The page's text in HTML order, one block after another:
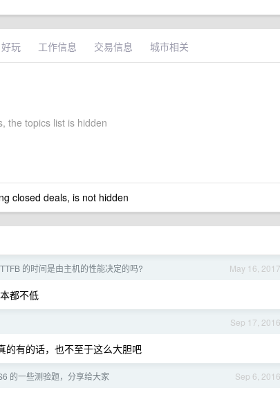
好玩 工作信息 交易信息 城市相关
the topics list is hidden
closed deals, is not hidden
May 16, 2017
的时间是由主机的性能决定的吗?
都不低
Sep 17, 2016
的有的话，也不至于这么大胆吧
Sep 6, 2016
的一些测验题，分享给大家